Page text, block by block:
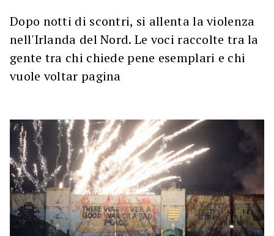
Dopo notti di scontri, si allenta la violenza
nell'Irlanda del Nord. Le voci raccolte tra la
gente tra chi chiede pene esemplari e chi
vuole voltar pagina